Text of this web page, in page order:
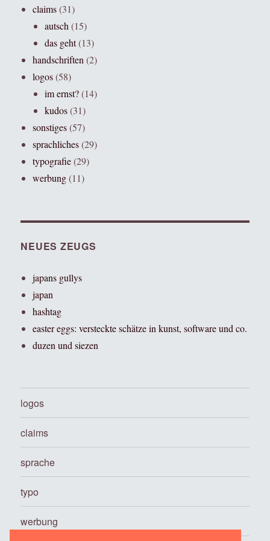
claims(31)
autsch(15)
das geht(13)
handschriften(2)
logos(58)
im ernst?(14)
kudos(31)
sonstiges(57)
sprachliches(29)
typografie(29)
werbung(11)
NEUES ZEUGS
japans gullys
japan
hashtag
easter eggs: versteckte schätze in kunst, software und co.
duzen und siezen
logos
claims
sprache
typo
werbung